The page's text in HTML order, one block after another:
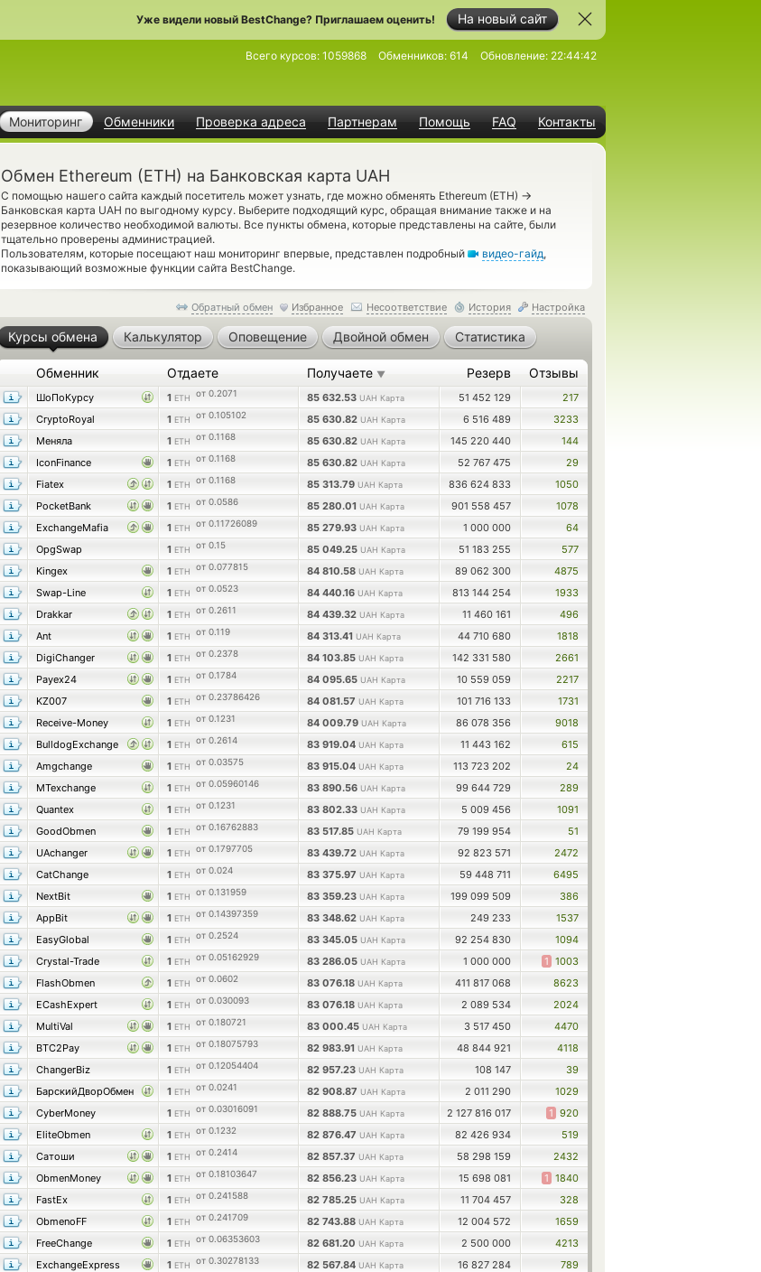
На новый сайт
Уже видели новый BestChange? Приглашаем оценить!
Мониторинг Обменники Проверка адреса Партнерам Помощь FAQ Контакты
Всего курсов: 1059868 Обменников: 614 Обновление: 22:44:42
Обмен Ethereum (ETH) на Банковская карта UAH
С помощью нашего сайта каждый посетитель может узнать, где можно обменять Ethereum (ETH) →
Банковская карта UAH по выгодному курсу. Выберите подходящий курс, обращая внимание также и на
резервное количество необходимой валюты. Все пункты обмена, которые представлены на сайте, были
тщательно проверены администрацией.
Пользователям, которые посещают наш мониторинг впервые, представлен подробный
видео-гайд,
показывающий возможные функции сайта BestChange.
Обратный обмен Избранное Несоответствие История Настройка
Курсы обмена Калькулятор Оповещение Двойной обмен Статистика
Обменник Отдаете Получаете ▼ Резерв Отзывы
ШоПоКурсу 1 ETH от 0.2071 85 632.53 UAH Карта 51 452 129
217
CryptoRoyal
1 ETH от 0.105102 85 630.82 UAH Карта 6 516 489
3233
Меняла
1 ETH от 0.1168 85 630.82 UAH Карта 145 220 440
144
IconFinance
1 ETH от 0.1168 85 630.82 UAH Карта 52 767 475
29
Fiatex
1 ETH от 0.1168 85 313.79 UAH Карта 836 624 833
1050
PocketBank
1 ETH от 0.0586 85 280.01 UAH Карта 901 558 457
1078
ExchangeMafia
1 ETH от 0.11726089 85 279.93 UAH Карта 1 000 000
64
OpgSwap
1 ETH от 0.15 85 049.25 UAH Карта 51 183 255
577
Kingex
1 ETH от 0.077815 84 810.58 UAH Карта 89 062 300
4875
Swap-Line
1 ETH от 0.0523 84 440.16 UAH Карта 813 144 254
1933
Drakkar
1 ETH от 0.2611 84 439.32 UAH Карта 11 460 161
496
Ant
1 ETH от 0.119 84 313.41 UAH Карта 44 710 680
1818
DigiChanger
1 ETH от 0.2378 84 103.85 UAH Карта 142 331 580
2661
Payex24
1 ETH от 0.1784 84 095.65 UAH Карта 10 559 059
2217
KZ007
1 ETH от 0.23786426 84 081.57 UAH Карта 101 716 133
1731
Receive-Money
1 ETH от 0.1231 84 009.79 UAH Карта 86 078 356
9018
BulldogExchange
1 ETH от 0.2614 83 919.04 UAH Карта 11 443 162
615
Amgchange
1 ETH от 0.03575 83 915.04 UAH Карта 113 723 202
24
MTexchange
1 ETH от 0.05960146 83 890.56 UAH Карта 99 644 729
289
Quantex
1 ETH от 0.1231 83 802.33 UAH Карта 5 009 456
1091
GoodObmen
1 ETH от 0.16762883 83 517.85 UAH Карта 79 199 954
51
UAchanger
1 ETH от 0.1797705 83 439.72 UAH Карта 92 823 571
2472
CatChange
1 ETH от 0.024 83 375.97 UAH Карта 59 448 711
6495
NextBit
1 ETH от 0.131959 83 359.23 UAH Карта 199 099 509
386
AppBit
1 ETH от 0.14397359 83 348.62 UAH Карта 249 233
1537
EasyGlobal
1 ETH от 0.2524 83 345.05 UAH Карта 92 254 830
1094
Crystal-Trade
1 ETH от 0.05162929 83 286.05 UAH Карта 1 000 000 1 1003
FlashObmen
1 ETH от 0.0602 83 076.18 UAH Карта 411 817 068
8623
ECashExpert
1 ETH от 0.030093 83 076.18 UAH Карта 2 089 534
2024
MultiVal
1 ETH от 0.180721 83 000.45 UAH Карта 3 517 450
4470
BTC2Pay
1 ETH от 0.18075793 82 983.91 UAH Карта 48 844 921
4118
ChangerBiz
1 ETH от 0.12054404 82 957.23 UAH Карта 108 147
39
БарскийДворОбмен
1 ETH от 0.0241 82 908.87 UAH Карта 2 011 290
1029
CyberMoney
1 ETH от 0.03016091 82 888.75 UAH Карта 2 127 816 017 1 920
EliteObmen
1 ETH от 0.1232 82 876.47 UAH Карта 82 426 934
519
Сатоши
1 ETH от 0.2414 82 857.37 UAH Карта 58 298 159
2432
ObmenMoney
1 ETH от 0.18103647 82 856.23 UAH Карта 15 698 081 1 1840
FastEx
1 ETH от 0.241588 82 785.25 UAH Карта 11 704 457
328
ObmenoFF
1 ETH от 0.241709 82 743.88 UAH Карта 12 004 572
1659
FreeChange
1 ETH от 0.06353603 82 681.20 UAH Карта 2 500 000
4213
ExchangeExpress
1 ETH от 0.30278133 82 567.84 UAH Карта 16 827 284
789